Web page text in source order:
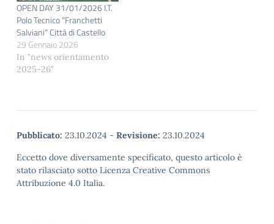
OPEN DAY 31/01/2026 I.T.
Polo Tecnico “Franchetti
Salviani” Città di Castello
29 Gennaio 2026
In "news orientamento
2025-26"
Pubblicato: 23.10.2024 - Revisione: 23.10.2024
Eccetto dove diversamente specificato, questo articolo è
stato rilasciato sotto Licenza Creative Commons
Attribuzione 4.0 Italia.